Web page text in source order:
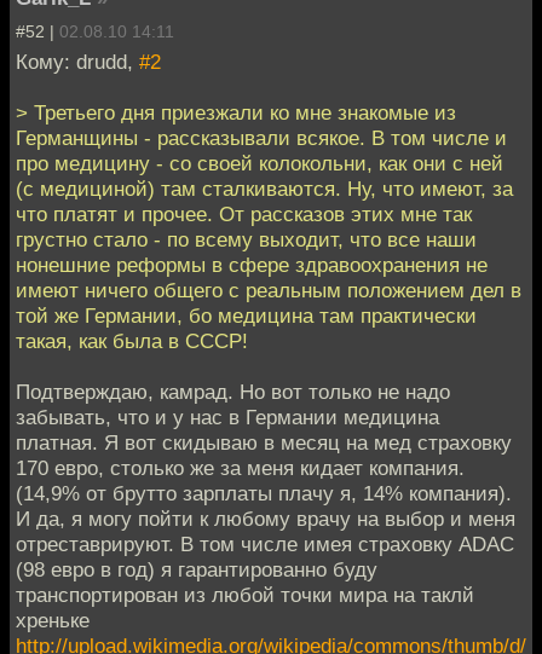
#52 | 02.08.10 14:11
Кому: drudd, #2
> Третьего дня приезжали ко мне знакомые из
Германщины - рассказывали всякое. В том числе и
про медицину - со своей колокольни, как они с ней
(с медициной) там сталкиваются. Ну, что имеют, за
что платят и прочее. От рассказов этих мне так
грустно стало - по всему выходит, что все наши
нонешние реформы в сфере здравоохранения не
имеют ничего общего с реальным положением дел в
той же Германии, бо медицина там практически
такая, как была в СССР!
Подтверждаю, камрад. Но вот только не надо
забывать, что и у нас в Германии медицина
платная. Я вот скидываю в месяц на мед страховку
170 евро, столько же за меня кидает компания.
(14,9% от брутто зарплаты плачу я, 14% компания).
И да, я могу пойти к любому врачу на выбор и меня
отреставрируют. В том числе имея страховку ADAC
(98 евро в год) я гарантированно буду
транспортирован из любой точки мира на таклй
хреньке
http://upload.wikimedia.org/wikipedia/commons/thumb/d/